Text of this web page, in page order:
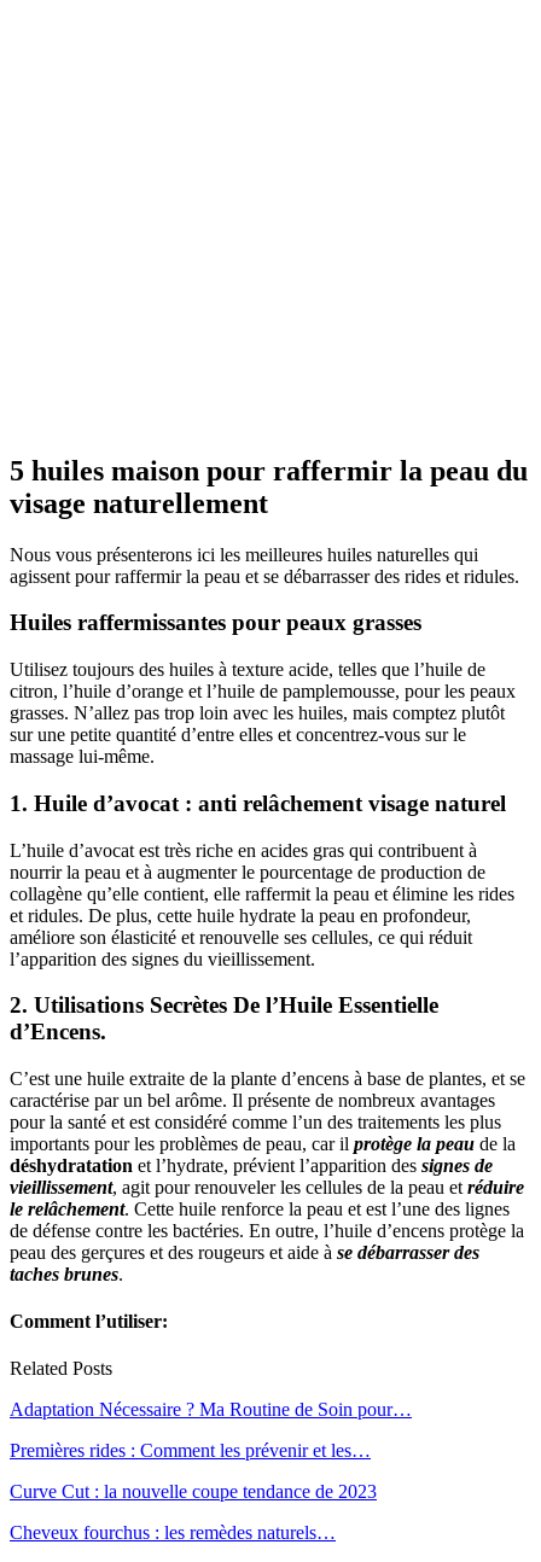
5 huiles maison pour raffermir la peau du
visage naturellement
Nous vous présenterons ici les meilleures huiles naturelles qui
agissent pour raffermir la peau et se débarrasser des rides et ridules.
Huiles raffermissantes pour peaux grasses
Utilisez toujours des huiles à texture acide, telles que l’huile de
citron, l’huile d’orange et l’huile de pamplemousse, pour les peaux
grasses. N’allez pas trop loin avec les huiles, mais comptez plutôt
sur une petite quantité d’entre elles et concentrez-vous sur le
massage lui-même.
1. Huile d’avocat : anti relâchement visage naturel
L’huile d’avocat est très riche en acides gras qui contribuent à
nourrir la peau et à augmenter le pourcentage de production de
collagène qu’elle contient, elle raffermit la peau et élimine les rides
et ridules. De plus, cette huile hydrate la peau en profondeur,
améliore son élasticité et renouvelle ses cellules, ce qui réduit
l’apparition des signes du vieillissement.
2. Utilisations Secrètes De l’Huile Essentielle
d’Encens.
C’est une huile extraite de la plante d’encens à base de plantes, et se
caractérise par un bel arôme. Il présente de nombreux avantages
pour la santé et est considéré comme l’un des traitements les plus
importants pour les problèmes de peau, car il protège la peau de la
déshydratation et l’hydrate, prévient l’apparition des signes de
vieillissement, agit pour renouveler les cellules de la peau et réduire
le relâchement. Cette huile renforce la peau et est l’une des lignes
de défense contre les bactéries. En outre, l’huile d’encens protège la
peau des gerçures et des rougeurs et aide à se débarrasser des
taches brunes.
Comment l’utiliser:
Related Posts
Adaptation Nécessaire ? Ma Routine de Soin pour…
Premières rides : Comment les prévenir et les…
Curve Cut : la nouvelle coupe tendance de 2023
Cheveux fourchus : les remèdes naturels…